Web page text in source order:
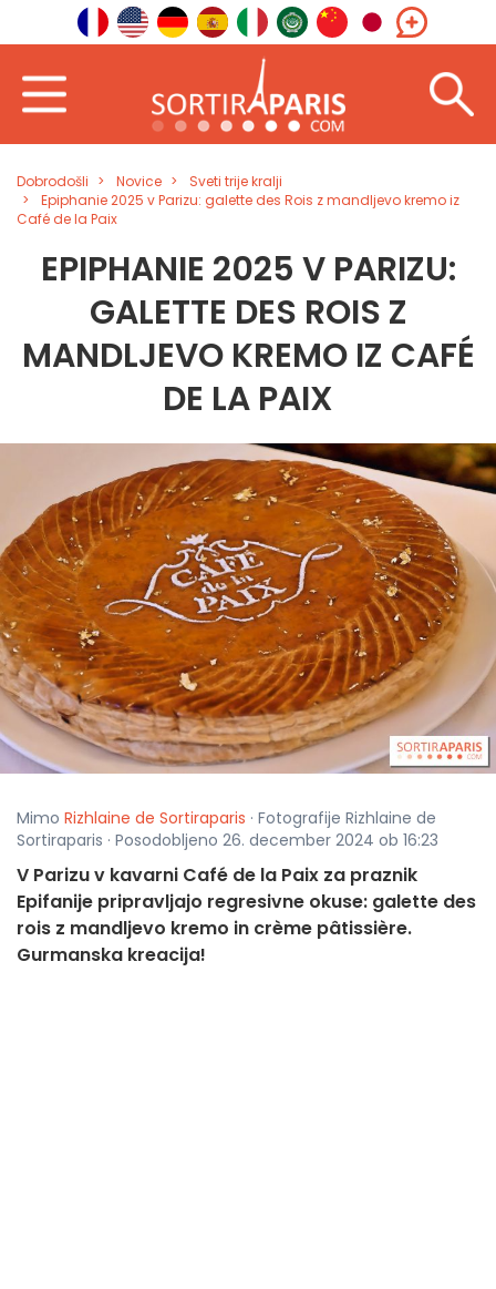
Dobrodošli Novice
Sveti trije kralji
Epiphanie 2025 v Parizu: galette des Rois z mandljevo kremo iz
Café de la Paix
EPIPHANIE 2025 V PARIZU:
GALETTE DES ROIS Z
MANDLJEVO KREMO IZ CAFÉ
DE LA PAIX
Mimo Rizhlaine de Sortiraparis · Fotografije Rizhlaine de
Sortiraparis · Posodobljeno 26. december 2024 ob 16:23
V Parizu v kavarni Café de la Paix za praznik
Epifanije pripravljajo regresivne okuse: galette des
rois z mandljevo kremo in crème pâtissière.
Gurmanska kreacija!